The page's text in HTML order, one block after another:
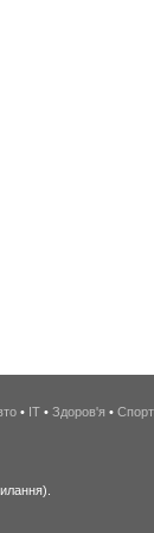
• IT • Здоров'я • Спорт